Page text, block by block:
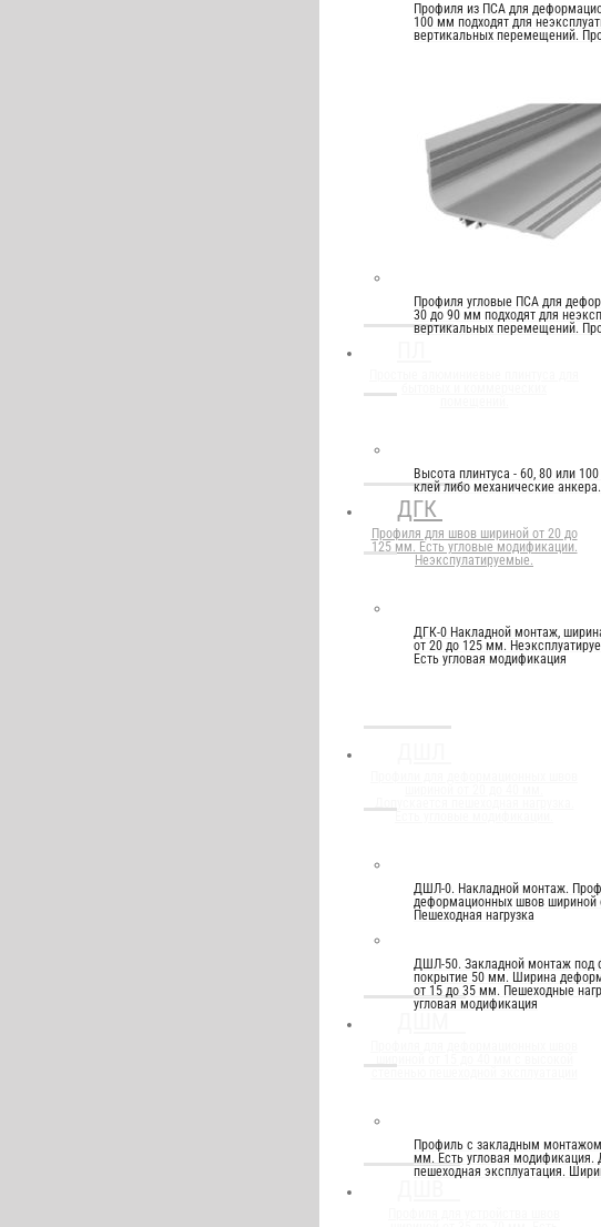
Профиля из ПСА для
100 мм подходят для
вертикальных перемещений.
Профиля угловые ПСА для
30 до 90 мм подходят для
вертикальных перемещений.
Высота плинтуса - 60, 80 или
клей либо механические анкера.
ДГК
Профиля для швов шириной от 20 до
125 мм. Есть угловые модификации.
Неэкспулатируемые.
ДГК-0 Накладной монтаж,
от 20 до 125 мм.
Есть угловая модификация
ДШЛ-0. Накладной монтаж.
деформационных швов шириной
Пешеходная нагрузка
ДШЛ-50. Закладной монтаж под
покрытие 50 мм. Ширина
от 15 до 35 мм. Пешеходные
угловая модификация
Профиль с закладным
мм. Есть угловая модификация.
пешеходная эксплуатация.